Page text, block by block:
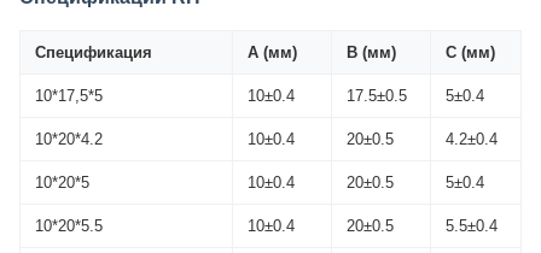
Спецификация А (мм) B (мм) C (мм)
10*17,5*5 10±0.4 17.5±0.5 5±0.4
10*20*4.2 10±0.4 20±0.5 4.2±0.4
10*20*5 10±0.4 20±0.5 5±0.4
10*20*5.5 10±0.4 20±0.5 5.5±0.4